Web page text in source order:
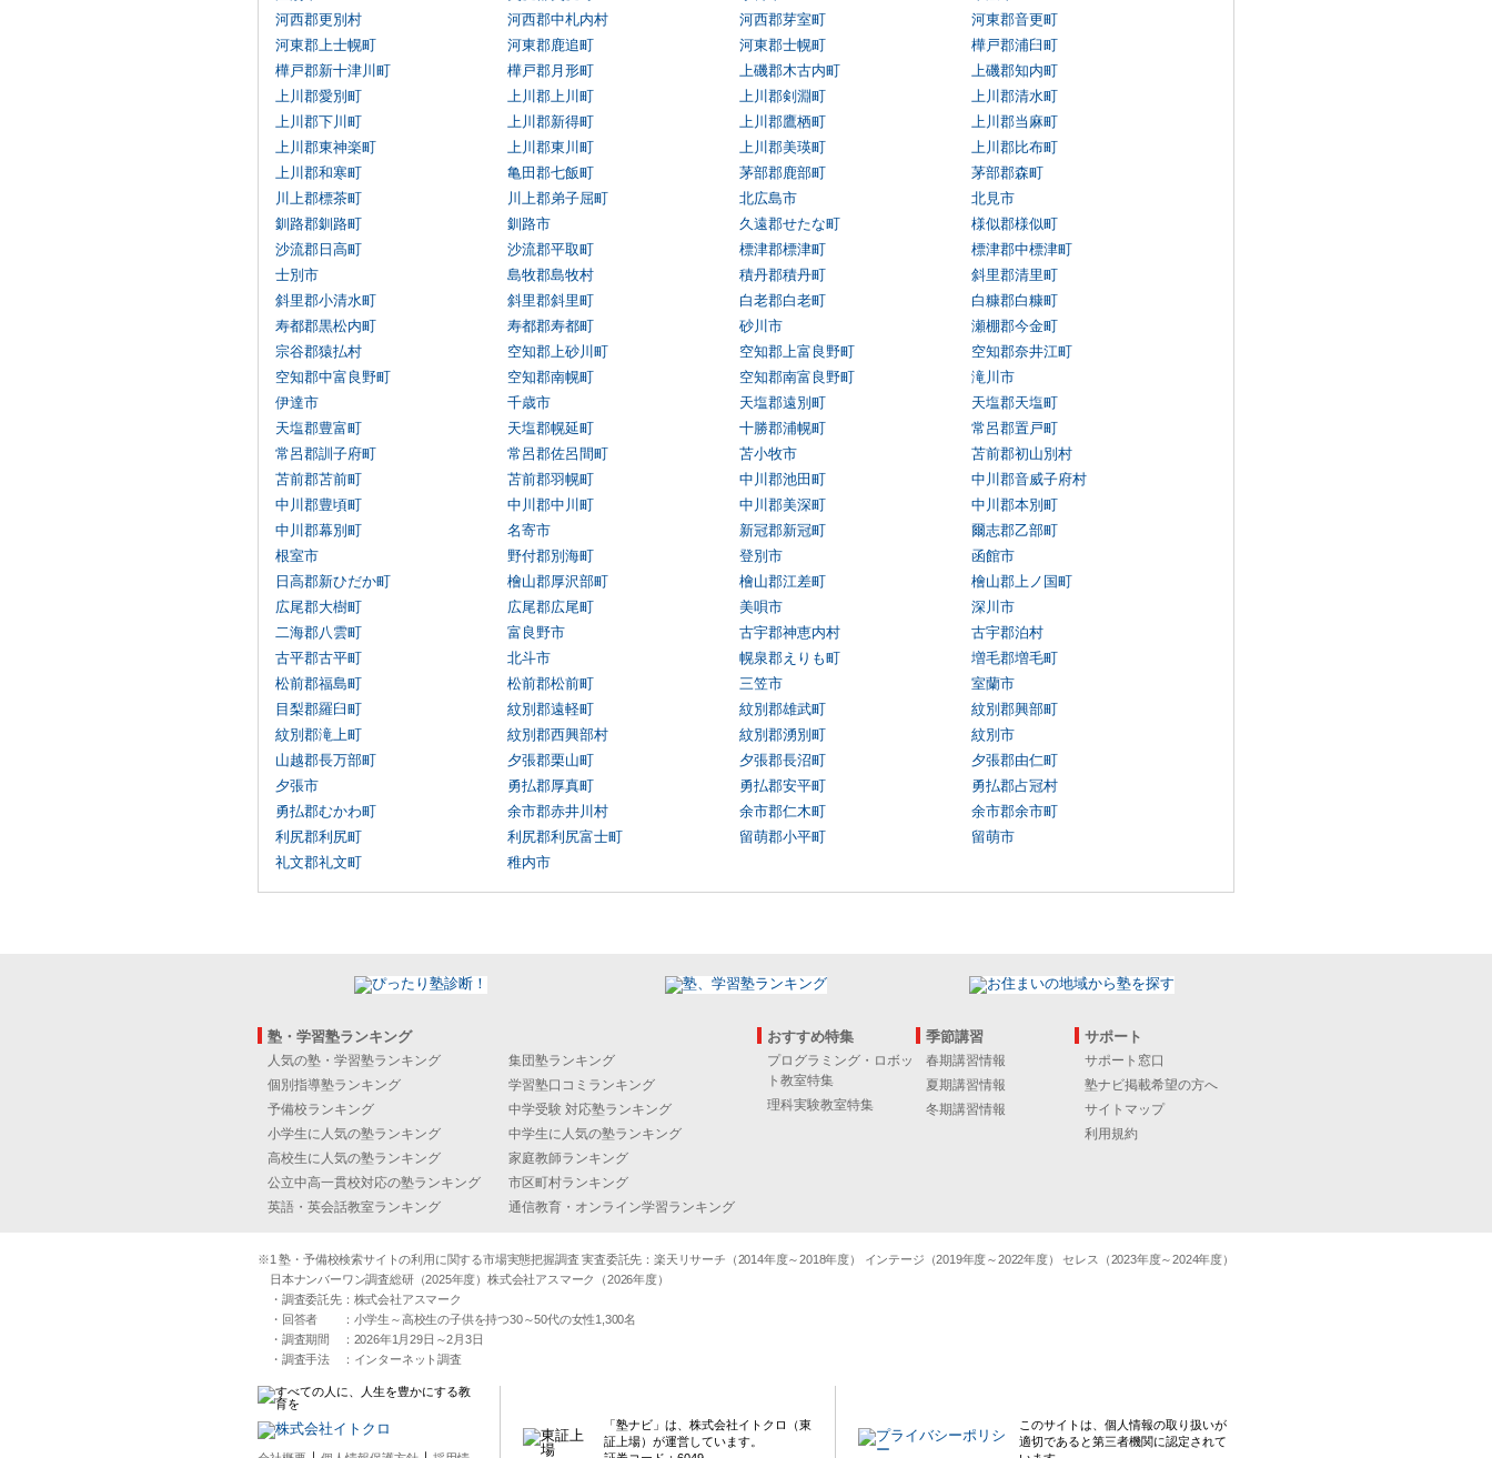
河西郡更別村
河西郡中札内村 河西郡芽室町
河東郡音更町
河東郡上士幌町
河東郡鹿追町 河東郡士幌町
樺戸郡浦臼町
樺戸郡新十津川町
樺戸郡月形町 上磯郡木古内町
上磯郡知内町
上川郡愛別町
上川郡上川町 上川郡剣淵町
上川郡清水町
上川郡下川町
上川郡新得町 上川郡鷹栖町
上川郡当麻町
上川郡東神楽町
上川郡東川町 上川郡美瑛町
上川郡比布町
上川郡和寒町
亀田郡七飯町 茅部郡鹿部町
茅部郡森町
川上郡標茶町
川上郡弟子屈町 北広島市
北見市
釧路郡釧路町
釧路市 久遠郡せたな町
様似郡様似町
沙流郡日高町
沙流郡平取町 標津郡標津町
標津郡中標津町
士別市
島牧郡島牧村 積丹郡積丹町
斜里郡清里町
斜里郡小清水町
斜里郡斜里町 白老郡白老町
白糠郡白糠町
寿都郡黒松内町
寿都郡寿都町 砂川市
瀬棚郡今金町
宗谷郡猿払村
空知郡上砂川町 空知郡上富良野町
空知郡奈井江町
空知郡中富良野町
空知郡南幌町 空知郡南富良野町
滝川市
伊達市
千歳市 天塩郡遠別町
天塩郡天塩町
天塩郡豊富町
天塩郡幌延町 十勝郡浦幌町
常呂郡置戸町
常呂郡訓子府町
常呂郡佐呂間町 苫小牧市
苫前郡初山別村
苫前郡苫前町
苫前郡羽幌町 中川郡池田町
中川郡音威子府村
中川郡豊頃町
中川郡中川町 中川郡美深町
中川郡本別町
中川郡幕別町
名寄市 新冠郡新冠町
爾志郡乙部町
根室市
野付郡別海町 登別市
函館市
日高郡新ひだか町
檜山郡厚沢部町 檜山郡江差町
檜山郡上ノ国町
広尾郡大樹町
広尾郡広尾町 美唄市
深川市
二海郡八雲町
富良野市 古宇郡神恵内村
古宇郡泊村
古平郡古平町
北斗市 幌泉郡えりも町
増毛郡増毛町
松前郡福島町
松前郡松前町 三笠市
室蘭市
目梨郡羅臼町
紋別郡遠軽町 紋別郡雄武町
紋別郡興部町
紋別郡滝上町
紋別郡西興部村 紋別郡湧別町
紋別市
山越郡長万部町
夕張郡栗山町 夕張郡長沼町
夕張郡由仁町
夕張市
勇払郡厚真町 勇払郡安平町
勇払郡占冠村
勇払郡むかわ町
余市郡赤井川村 余市郡仁木町
余市郡余市町
利尻郡利尻町
利尻郡利尻富士町 留萌郡小平町
留萌市
礼文郡礼文町
稚内市
塾・学習塾ランキング
人気の塾・学習塾ランキング
集団塾ランキング
個別指導塾ランキング
学習塾口コミランキング
予備校ランキング
中学受験 対応塾ランキング
小学生に人気の塾ランキング
中学生に人気の塾ランキング
高校生に人気の塾ランキング
家庭教師ランキング
公立中高一貫校対応の塾ランキング
市区町村ランキング
英語・英会話教室ランキング
通信教育・オンライン学習ランキング
おすすめ特集
プログラミング・ロボッ
ト教室特集
理科実験教室特集
季節講習
春期講習情報
夏期講習情報
冬期講習情報
サポート
サポート窓口
塾ナビ掲載希望の方へ
サイトマップ
利用規約
※1 塾・予備校検索サイトの利用に関する市場実態把握調査 実査委託先：楽天リサーチ（2014年度～2018年度） インテージ（2019年度～2022年度） セレス（2023年度～2024年度）
日本ナンバーワン調査総研（2025年度）株式会社アスマーク（2026年度）
・調査委託先：株式会社アスマーク
・回答者 ：小学生～高校生の子供を持つ30～50代の女性1,300名
・調査期間 ：2026年1月29日～2月3日
・調査手法 ：インターネット調査
「塾ナビ」は、株式会社イトクロ（東
証上場）が運営しています。
このサイトは、個人情報の取り扱いが
適切であると第三者機関に認定されて